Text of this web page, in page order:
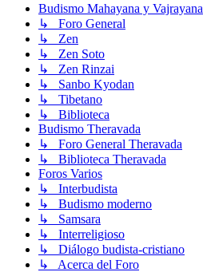
Budismo Mahayana y Vajrayana
↳ Foro General
↳ Zen
↳ Zen Soto
↳ Zen Rinzai
↳ Sanbo Kyodan
↳ Tibetano
↳ Biblioteca
Budismo Theravada
↳ Foro General Theravada
↳ Biblioteca Theravada
Foros Varios
↳ Interbudista
↳ Budismo moderno
↳ Samsara
↳ Interreligioso
↳ Diálogo budista-cristiano
↳ Acerca del Foro